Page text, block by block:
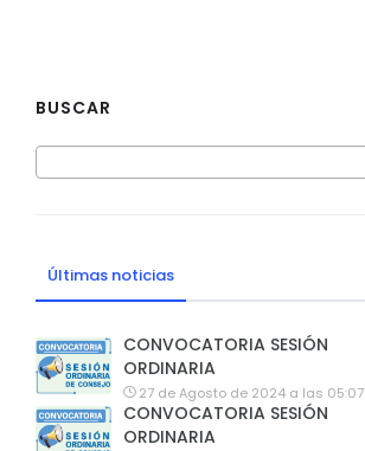
BUSCAR
Últimas noticias
CONVOCATORIA SESIÓN
ORDINARIA
27 de Agosto de 2024 a las 05:07
CONVOCATORIA SESIÓN
ORDINARIA